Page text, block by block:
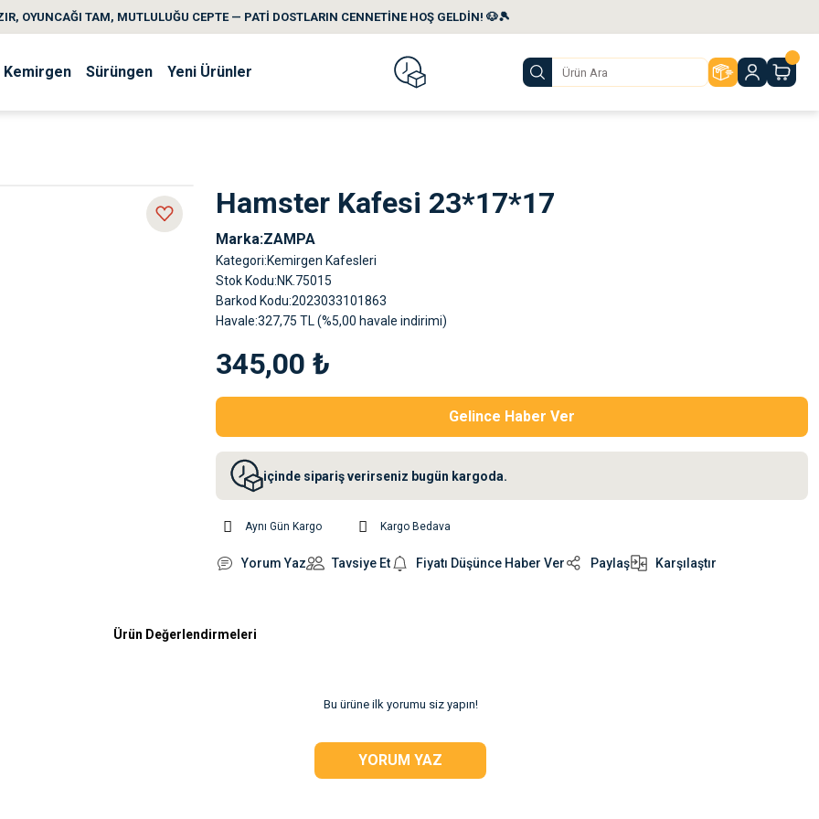
OYUNCAĞI TAM, MUTLULUĞU CEPTE — PATİ DOSTLARIN CENNETİNE HOŞ GELDİN! 🐶🎾
Kemirgen Sürüngen Yeni Ürünler
Hamster Kafesi 23*17*17
Marka ZAMPA
Kategori Kemirgen Kafesleri
Stok Kodu NK.75015
Barkod Kodu 2023033101863
Havale 327,75 TL (%5,00 havale indirimi)
345,00 ₺
Gelince Haber Ver
içinde sipariş verirseniz bugün kargoda.
Aynı Gün Kargo Kargo Bedava
Yorum Yaz Tavsiye Et Fiyatı Düşünce Haber Ver Paylaş Karşılaştır
Ürün Değerlendirmeleri
Bu ürüne ilk yorumu siz yapın!
YORUM YAZ